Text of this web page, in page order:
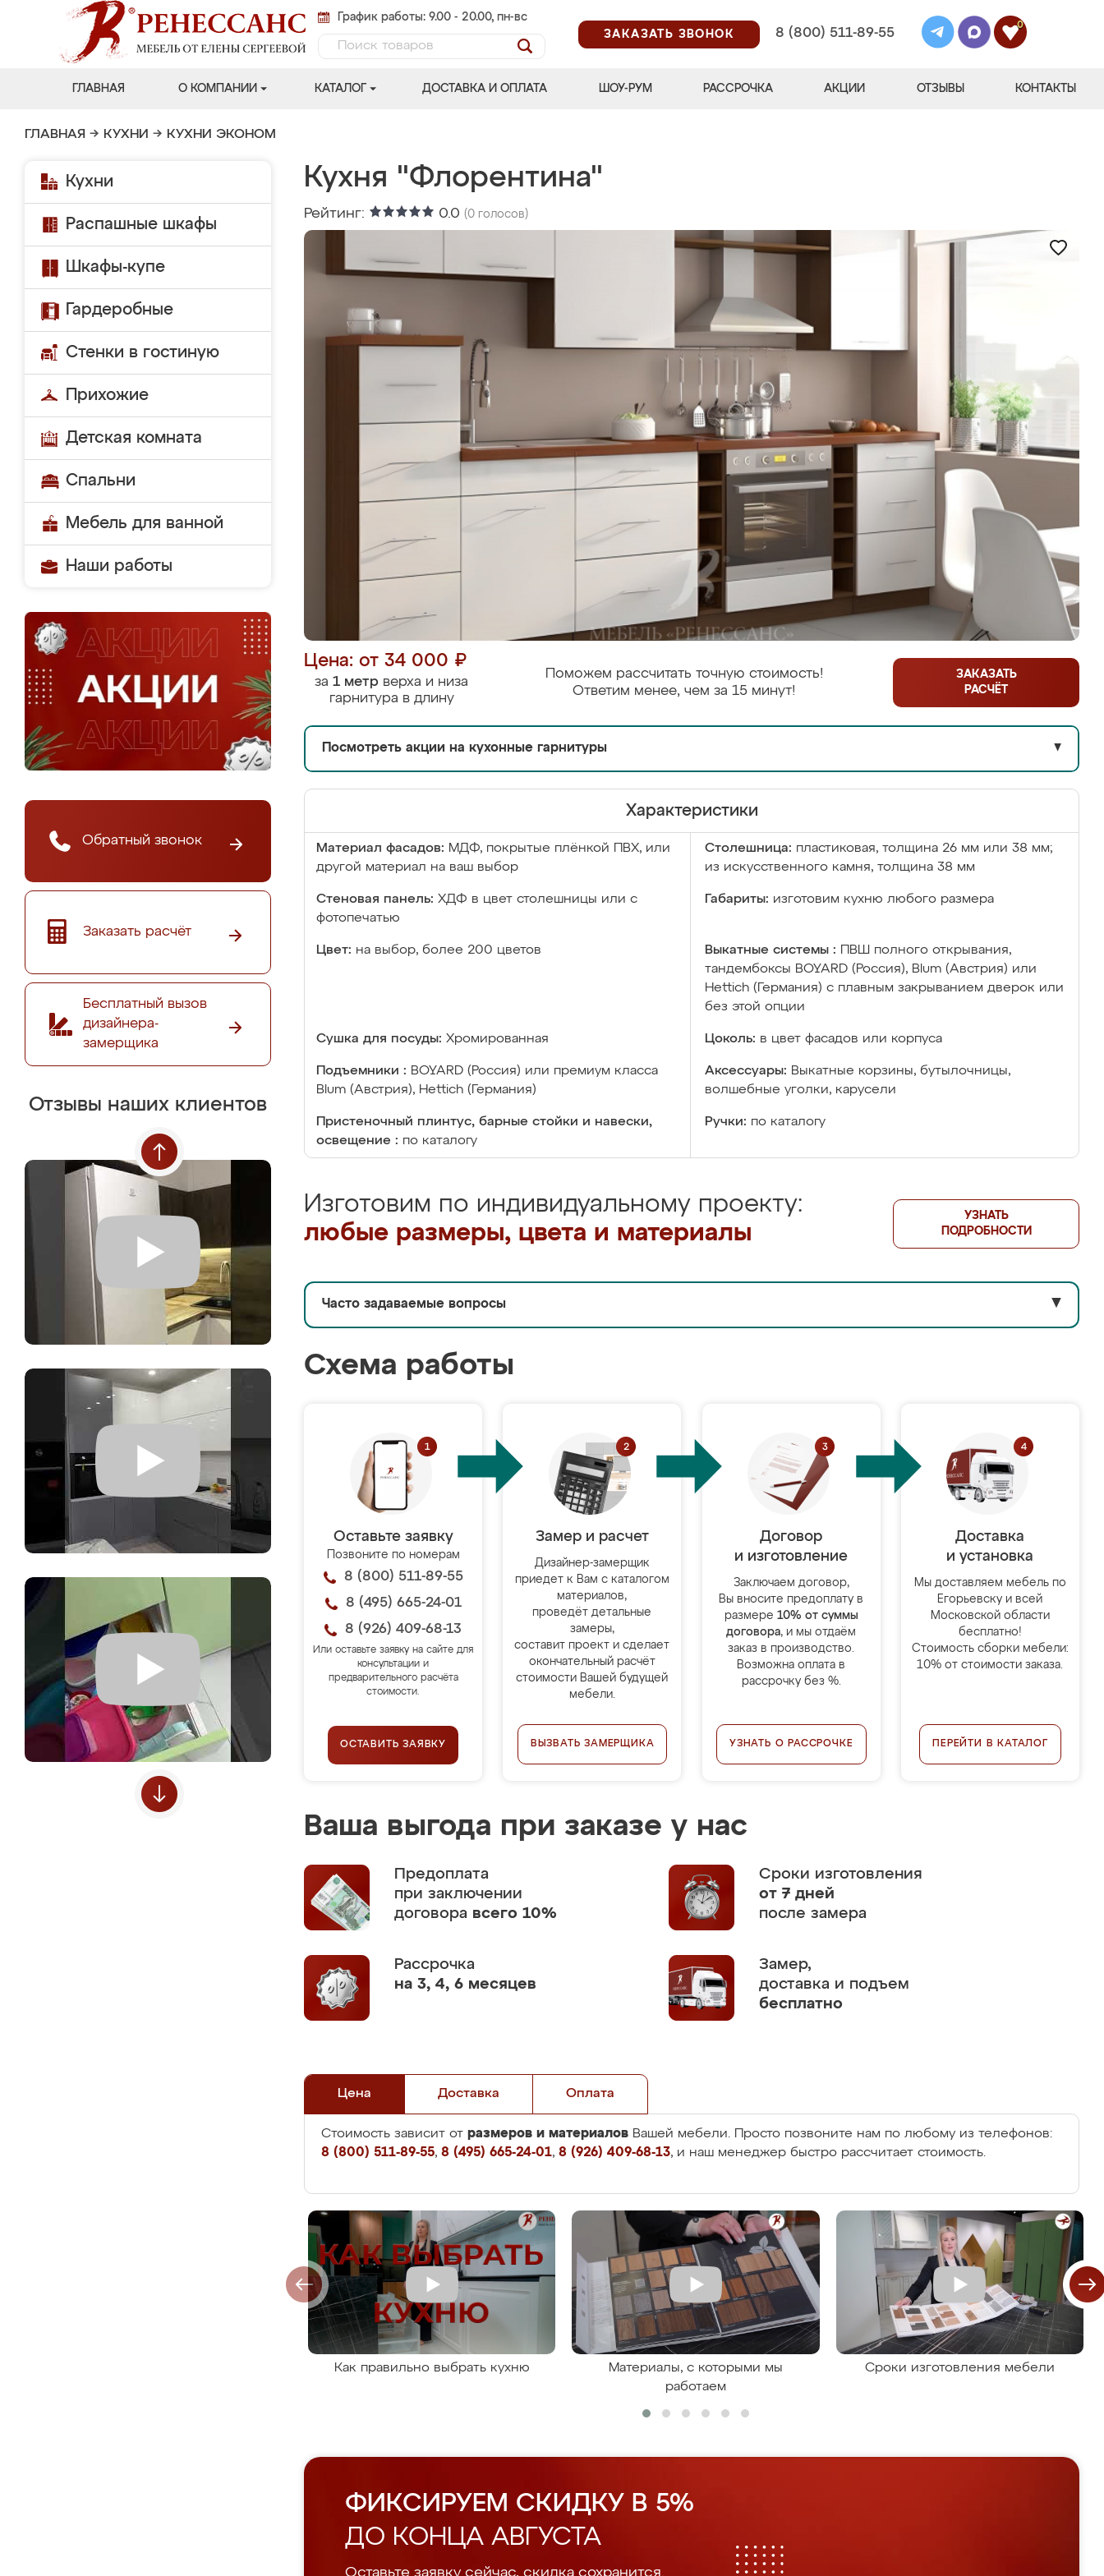
График работы: 9.00 - 20.00, пн-вс
ЗАКАЗАТЬ ЗВОНОК
8 (800) 511-89-55
0
ГЛАВНАЯ О КОМПАНИИ КАТАЛОГ ДОСТАВКА И ОПЛАТА ШОУ-РУМ РАССРОЧКА АКЦИИ ОТЗЫВЫ КОНТАКТЫ
ГЛАВНАЯ → КУХНИ → КУХНИ ЭКОНОМ
Кухни
Распашные шкафы
Шкафы-купе
Гардеробные
Стенки в гостиную
Прихожие
Детская комната
Спальни
Мебель для ванной
Наши работы
Обратный звонок
Заказать расчёт
Бесплатный вызов
дизайнера-
замерщика
Отзывы наших клиентов
Кухня "Флорентина"
Рейтинг: 0.0 (0 голосов)
Цена: от 34 000 ₽
за 1 метр верха и низа
гарнитура в длину
Поможем рассчитать точную стоимость!
Ответим менее, чем за 15 минут!
ЗАКАЗАТЬ
РАСЧЁТ
Посмотреть акции на кухонные гарнитуры ▼
Характеристики
Материал фасадов: МДФ, покрытые плёнкой ПВХ, или
другой материал на ваш выбор
Столешница: пластиковая, толщина 26 мм или 38 мм;
из искусственного камня, толщина 38 мм
Стеновая панель: ХДФ в цвет столешницы или с
фотопечатью
Габариты: изготовим кухню любого размера
Цвет: на выбор, более 200 цветов Выкатные системы :
ПВШ полного открывания,
тандембоксы BOYARD (Россия), Blum (Австрия) или
Hettich (Германия) с плавным закрыванием дверок или
без этой опции
Сушка для посуды: Хромированная Цоколь: в цвет фасадов или корпуса
Подъемники : BOYARD (Россия) или премиум класса
Blum (Австрия), Hettich (Германия)
Аксессуары: Выкатные корзины, бутылочницы,
волшебные уголки, карусели
Пристеночный плинтус, барные стойки и навески,
освещение : по каталогу
Ручки: по каталогу
Изготовим по индивидуальному проекту:
любые размеры, цвета и материалы
УЗНАТЬ
ПОДРОБНОСТИ
Часто задаваемые вопросы ▼
Схема работы
Оставьте заявку
Позвоните по номерам
8 (800) 511-89-55
8 (495) 665-24-01
8 (926) 409-68-13
Или оставьте заявку на сайте для
консультации и
предварительного расчёта
стоимости.
ОСТАВИТЬ ЗАЯВКУ
Замер и расчет
Дизайнер-замерщик
приедет к Вам с каталогом
материалов,
проведёт детальные
замеры,
составит проект и сделает
окончательный расчёт
стоимости Вашей будущей
мебели.
ВЫЗВАТЬ ЗАМЕРЩИКА
Договор
и изготовление
Заключаем договор,
Вы вносите предоплату в
размере 10% от суммы
договора, и мы отдаём
заказ в производство.
Возможна оплата в
рассрочку без %.
УЗНАТЬ О РАССРОЧКЕ
Доставка
и установка
Мы доставляем мебель по
Егорьевску и всей
Московской области
бесплатно!
Стоимость сборки мебели:
10% от стоимости заказа.
ПЕРЕЙТИ В КАТАЛОГ
Ваша выгода при заказе у нас
Предоплата
при заключении
договора всего 10%
Сроки изготовления
от 7 дней
после замера
Рассрочка
на 3, 4, 6 месяцев
Замер,
доставка и подъем
бесплатно
Цена Доставка Оплата
Стоимость зависит от размеров и материалов Вашей мебели. Просто позвоните нам по любому из телефонов:
8 (800) 511-89-55, 8 (495) 665-24-01, 8 (926) 409-68-13, и наш менеджер быстро рассчитает стоимость.
Как правильно выбрать кухню
Материалы, с которыми мы
работаем
Сроки изготовления мебели
ФИКСИРУЕМ СКИДКУ В 5%
ДО КОНЦА АВГУСТА
Оставьте заявку сейчас, скидка сохранится.